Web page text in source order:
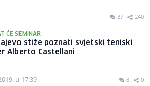
37 240
ĆE SEMINAR
stiže poznati svjetski teniski
Alberto Castellani
u 17:39 8 0